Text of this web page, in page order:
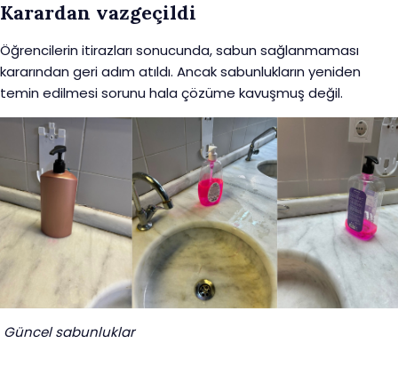
Karardan vazgeçildi
Öğrencilerin itirazları sonucunda, sabun sağlanmaması
kararından geri adım atıldı. Ancak sabunlukların yeniden
temin edilmesi sorunu hala çözüme kavuşmuş değil.
Güncel sabunluklar